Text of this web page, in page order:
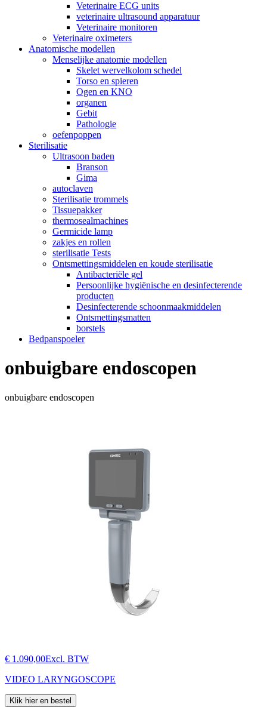
Veterinaire ECG units
veterinaire ultrasound apparatuur
Veterinaire monitoren
Veterinaire oximeters
Anatomische modellen
Menselijke anatomie modellen
Skelet wervelkolom schedel
Torso en spieren
Ogen en KNO
organen
Gebit
Pathologie
oefenpoppen
Sterilisatie
Ultrasoon baden
Branson
Gima
autoclaven
Sterilisatie trommels
Tissuepakker
thermosealmachines
Germicide lamp
zakjes en rollen
sterilisatie Tests
Ontsmettingsmiddelen en koude sterilisatie
Antibacteriële gel
Persoonlijke hygiënische en desinfecterende
producten
Desinfecterende schoonmaakmiddelen
Ontsmettingsmatten
borstels
Bedpanspoeler
onbuigbare endoscopen
onbuigbare endoscopen
€ 1.090,00Excl. BTW
VIDEO LARYNGOSCOPE
Klik hier en bestel